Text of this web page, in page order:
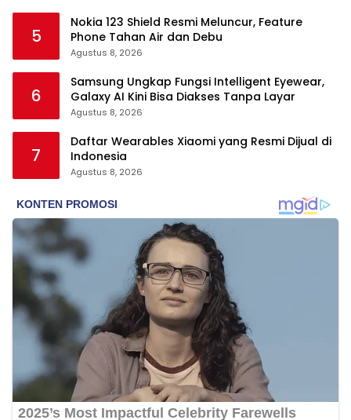
5
Nokia 123 Shield Resmi Meluncur, Feature
Phone Tahan Air dan Debu
Agustus 8, 2026
6
Samsung Ungkap Fungsi Intelligent Eyewear,
Galaxy AI Kini Bisa Diakses Tanpa Layar
Agustus 8, 2026
7
Daftar Wearables Xiaomi yang Resmi Dijual di
Indonesia
Agustus 8, 2026